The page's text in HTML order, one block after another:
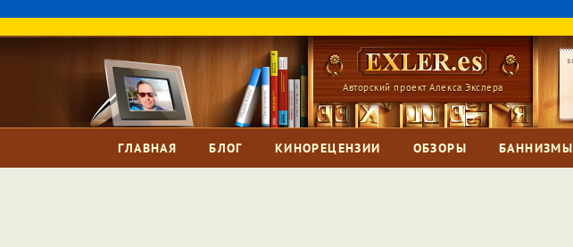
Авторский проект Алекса Экслера
ГЛАВНАЯ БЛОГ КИНОРЕЦЕНЗИИ ОБЗОРЫ БАННИЗМЫ